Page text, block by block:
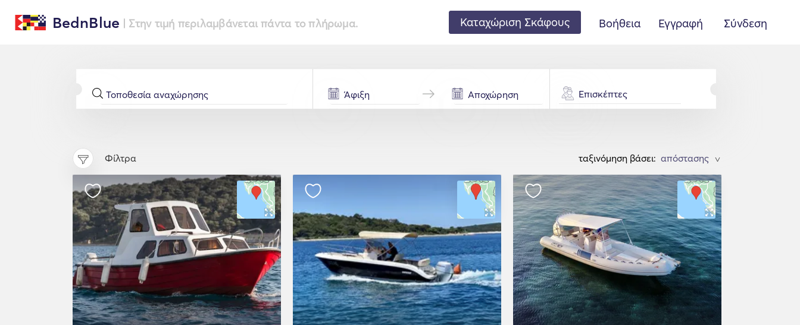
BednBlue | Στην τιμή περιλαμβάνεται πάντα το πλήρωμα. Καταχώριση Σκάφους Βοήθεια Εγγραφή Σύνδεση
Επισκέπτες
Φίλτρα ταξινόμηση βάσει: >